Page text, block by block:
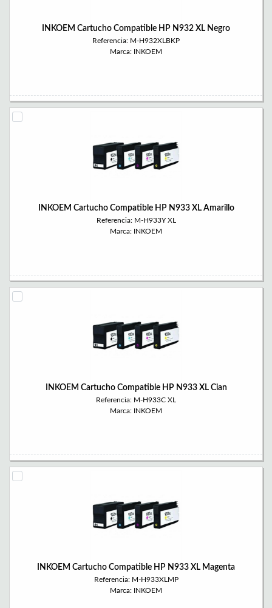
INKOEM Cartucho Compatible HP N932 XL Negro
Referencia: M-H932XLBKP
Marca: INKOEM
INKOEM Cartucho Compatible HP N933 XL Amarillo
Referencia: M-H933Y XL
Marca: INKOEM
INKOEM Cartucho Compatible HP N933 XL Cian
Referencia: M-H933C XL
Marca: INKOEM
INKOEM Cartucho Compatible HP N933 XL Magenta
Referencia: M-H933XLMP
Marca: INKOEM